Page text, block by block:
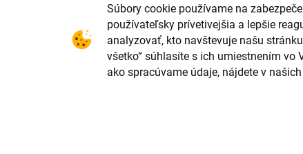
zo
2003/
(EÚ)
Súbory cookie používame na
používateľsky prívetivejšia a lepšie
analyzovať, kto navštevuje našu
všetko“ súhlasíte s ich umiestnením
ako spracúvame údaje, nájdete v našich